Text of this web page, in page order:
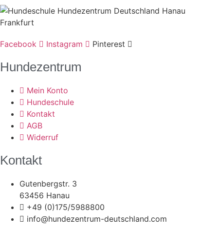
Facebook Instagram Pinterest
Hundezentrum
Mein Konto
Hundeschule
Kontakt
AGB
Widerruf
Kontakt
Gutenbergstr. 3
63456 Hanau
+49 (0)175/5988800
info@hundezentrum-deutschland.com